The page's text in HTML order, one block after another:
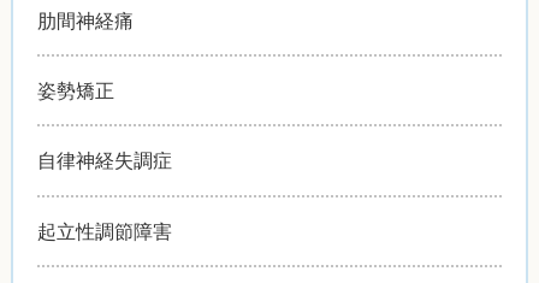
肋間神経痛
姿勢矯正
自律神経失調症
起立性調節障害